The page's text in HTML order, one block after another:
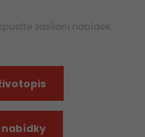
zasílání nabídek